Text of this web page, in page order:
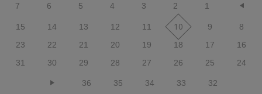
1
2
3
4
5
6
7
8
9
10
11
12
13
14
15
16
17
18
19
20
21
22
23
24
25
26
27
28
29
30
31
32
33
34
35
36